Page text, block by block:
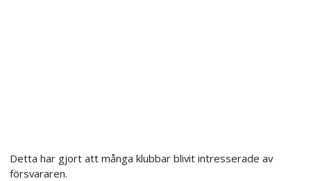
Detta har gjort att många klubbar blivit intresserade av
försvararen.